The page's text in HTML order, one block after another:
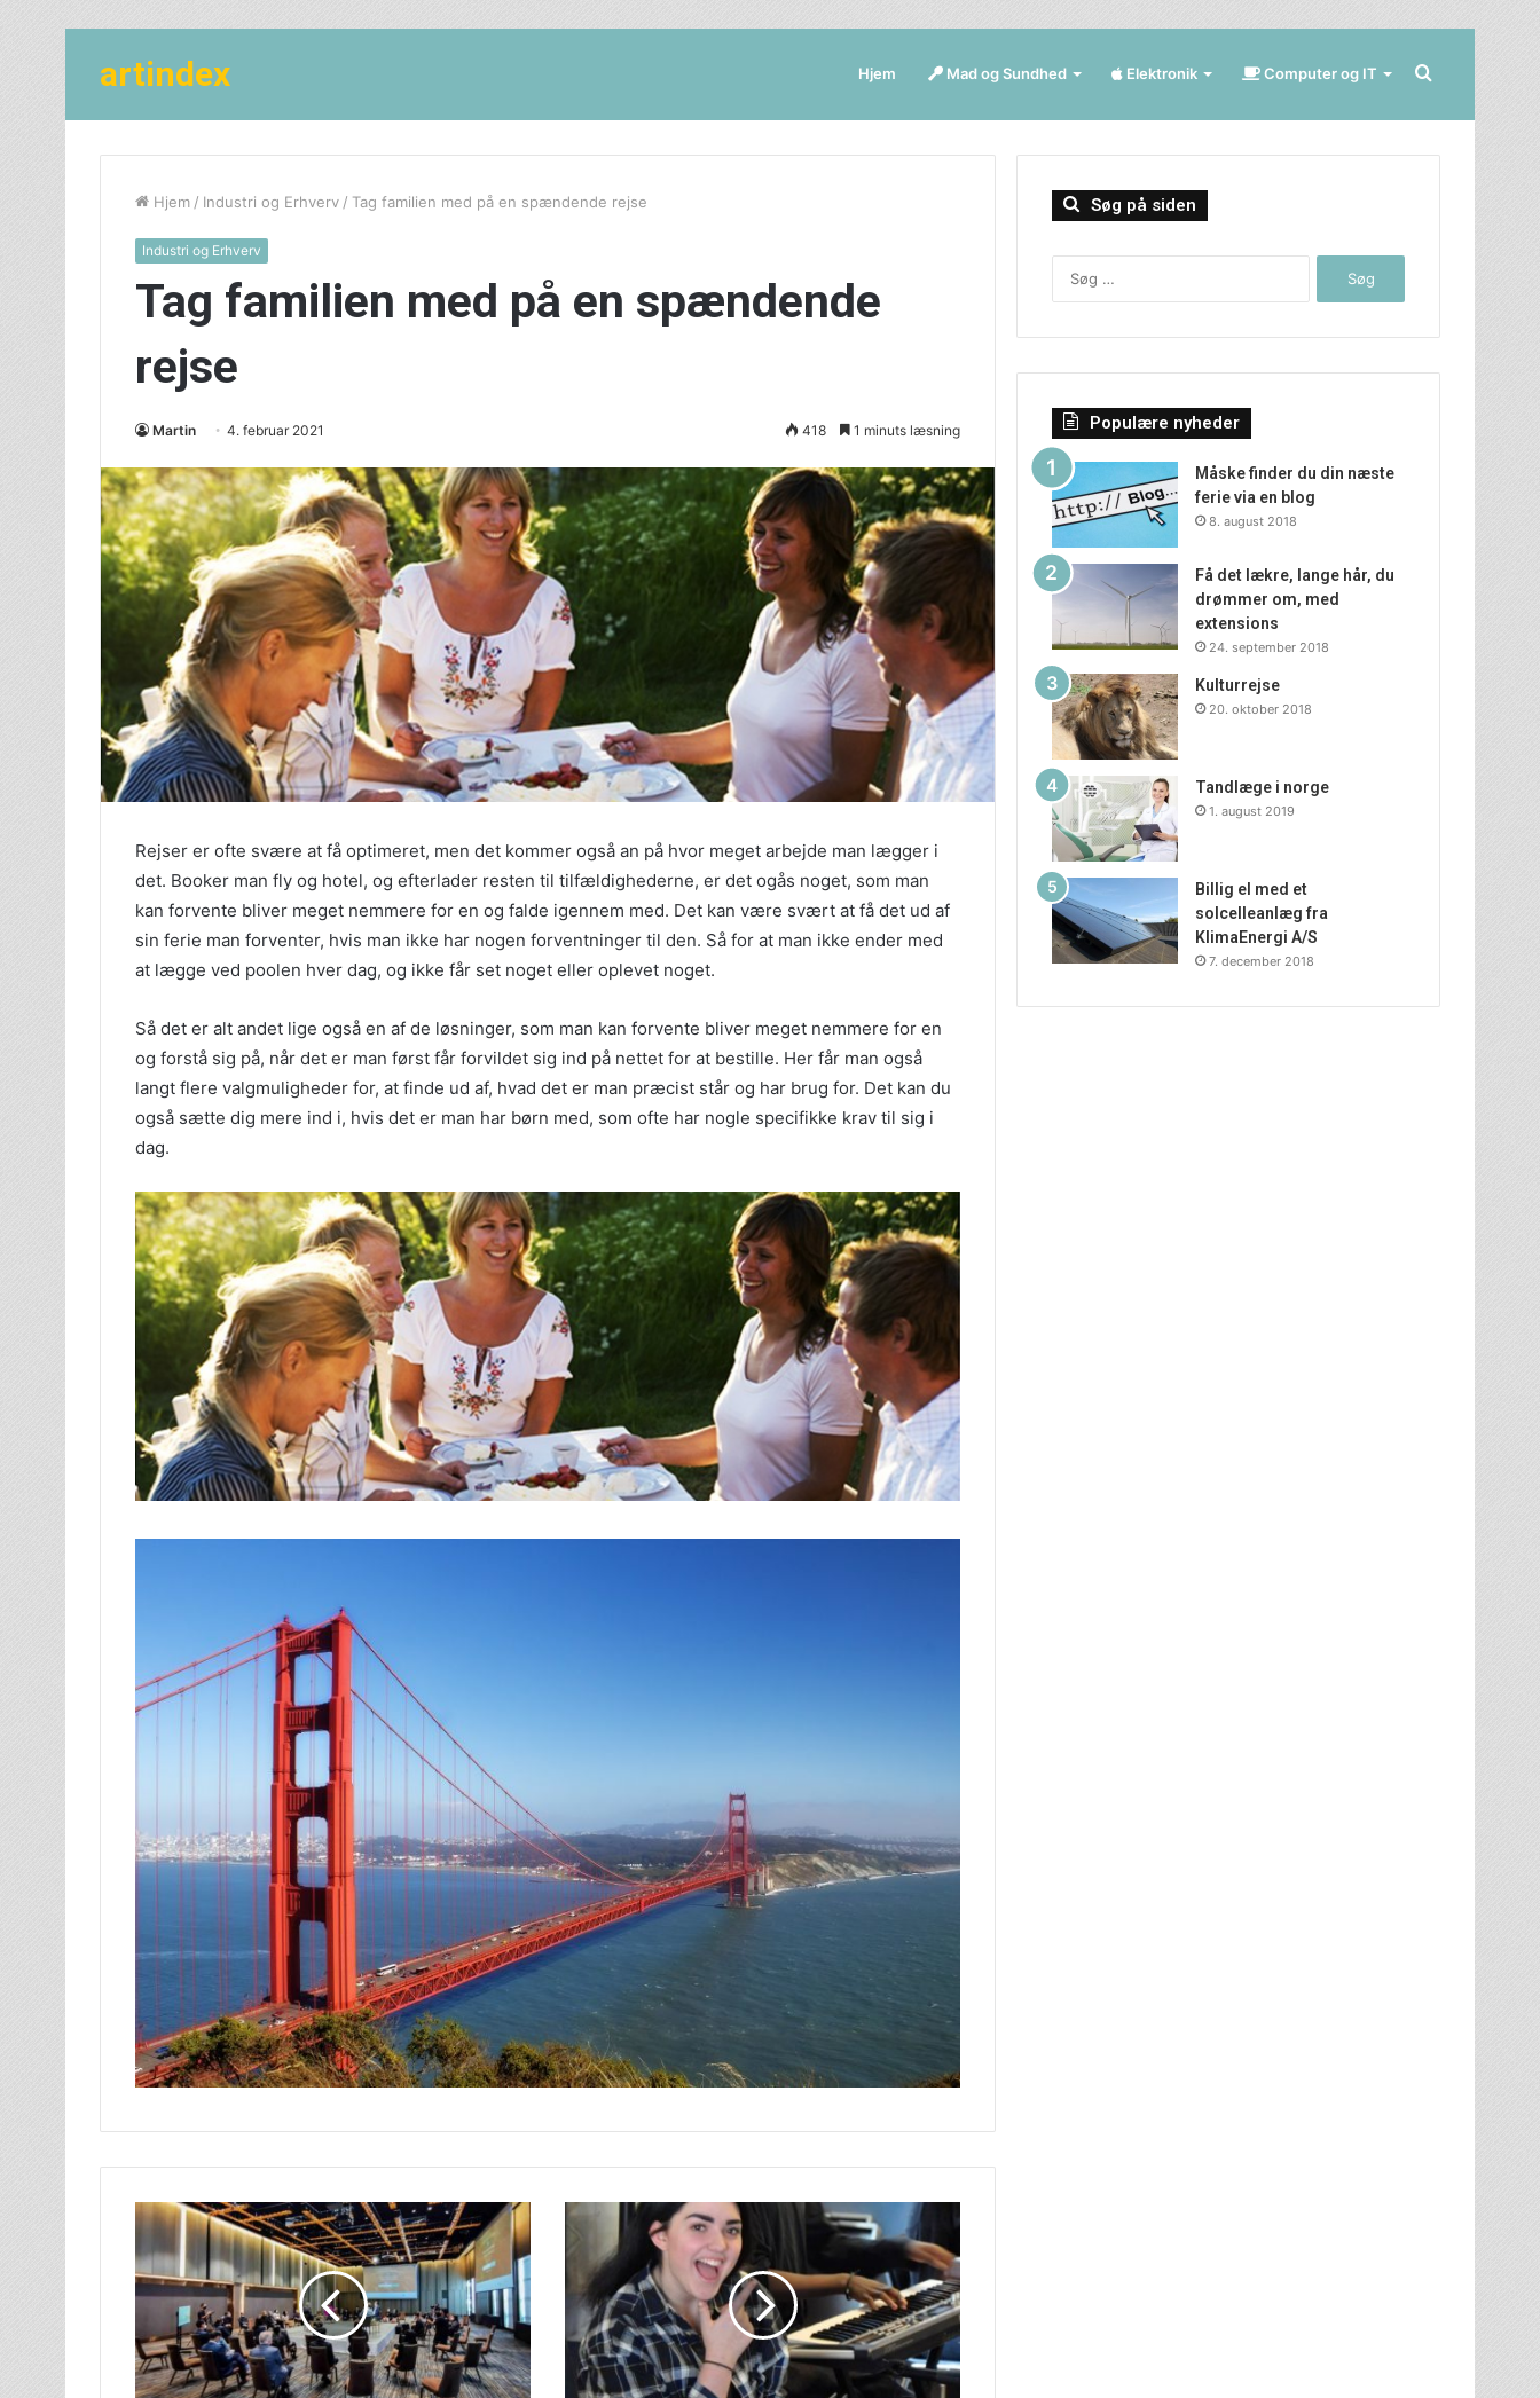
artindex Hjem Mad og Sundhed Elektronik Computer og IT Søg
efter
Hjem / Industri og Erhverv / Tag familien med på en spændende rejse
Industri og Erhverv
Tag familien med på en spændende
rejse
Martin 4. februar 2021 418 1 minuts læsning
Rejser er ofte svære at få optimeret, men det kommer også an på hvor meget arbejde man lægger i
det. Booker man fly og hotel, og efterlader resten til tilfældighederne, er det ogås noget, som man
kan forvente bliver meget nemmere for en og falde igennem med. Det kan være svært at få det ud af
sin ferie man forventer, hvis man ikke har nogen forventninger til den. Så for at man ikke ender med
at lægge ved poolen hver dag, og ikke får set noget eller oplevet noget.
Så det er alt andet lige også en af de løsninger, som man kan forvente bliver meget nemmere for en
og forstå sig på, når det er man først får forvildet sig ind på nettet for at bestille. Her får man også
langt flere valgmuligheder for, at finde ud af, hvad det er man præcist står og har brug for. Det kan du
også sætte dig mere ind i, hvis det er man har børn med, som ofte har nogle specifikke krav til sig i
dag.
Søg på siden
Populære nyheder
Måske finder du din næste
ferie via en blog
8. august 2018
Få det lækre, lange hår, du
drømmer om, med
extensions
24. september 2018
Kulturrejse
20. oktober 2018
Tandlæge i norge
1. august 2019
Billig el med et
solcelleanlæg fra
KlimaEnergi A/S
7. december 2018